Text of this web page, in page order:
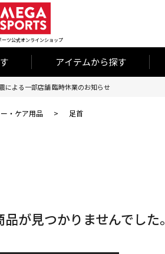
ーツ公式オンラインショップ
アイテムから探す
による一部店舗 臨時休業のお知らせ
・ケア用品 > 足首
が見つかりませんでした。